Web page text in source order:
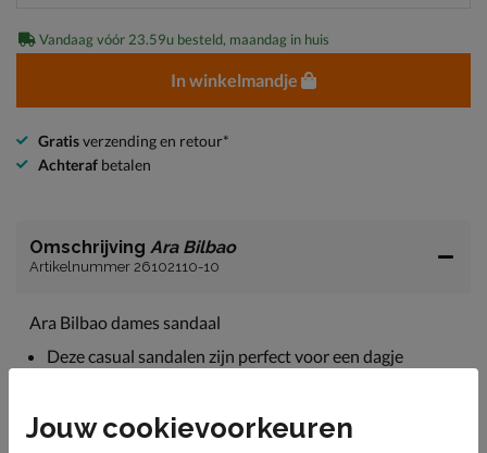
Vandaag vóór 23.59u besteld, maandag in huis
In winkelmandje
Gratisverzending en retour*
Achteraf betalen
Omschrijving Ara Bilbao
Artikelnummer 26102110-10
Ara Bilbao dames sandaal
Deze casual sandalen zijn perfect voor een dagje
Uitgevoerd in zacht leer. De banden zijn makkelijk te
Jouw cookievoorkeuren